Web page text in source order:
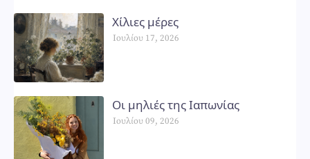
Χίλιες μέρες
Ιουλίου 17, 2026
Οι μηλιές της Ιαπωνίας
Ιουλίου 09, 2026